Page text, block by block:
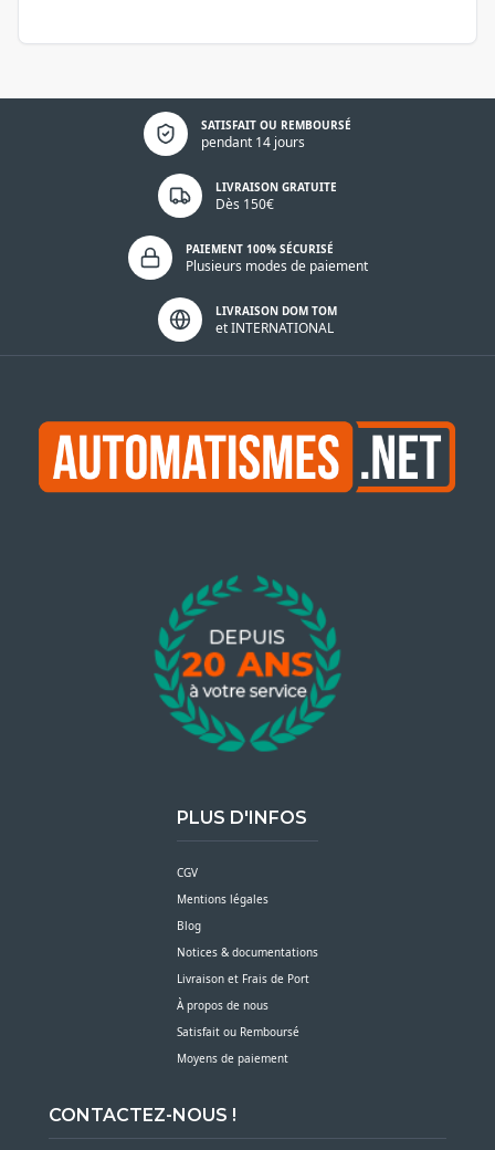
SATISFAIT OU REMBOURSÉ
pendant 14 jours
Politique de confidentialité
LIVRAISON GRATUITE
Dès 150€
PAIEMENT 100% SÉCURISÉ
Plusieurs modes de paiement
LIVRAISON DOM TOM
et INTERNATIONAL
PLUS D'INFOS
CGV
Mentions légales
Blog
Notices & documentations
Livraison et Frais de Port
À propos de nous
Satisfait ou Remboursé
Moyens de paiement
CONTACTEZ-NOUS !